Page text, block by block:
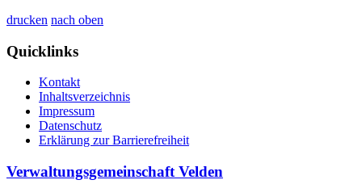
drucken nach oben
Quicklinks
Kontakt
Inhaltsverzeichnis
Impressum
Datenschutz
Erklärung zur Barrierefreiheit
Verwaltungsgemeinschaft Velden